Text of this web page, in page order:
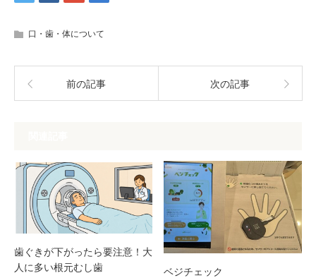
口・歯・体について
前の記事 次の記事
歯ぐきが下がったら要注意！大
人に多い根元むし歯
ベジチェック